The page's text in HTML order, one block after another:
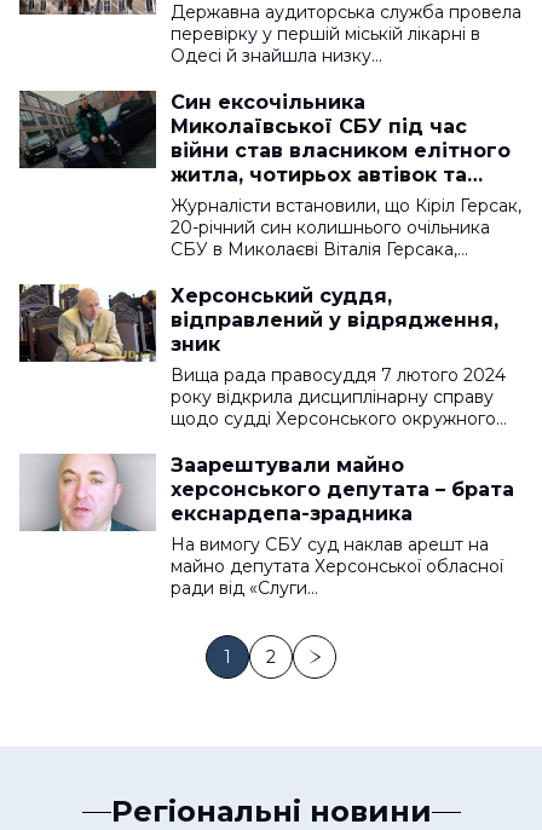
Державна аудиторська служба провела
перевірку у першій міській лікарні в
Одесі й знайшла низку…
Син ексочільника
Миколаївської СБУ під час
війни став власником елітного
житла, чотирьох автівок та
численних активів, —
розслідування
Журналісти встановили, що Кіріл Герсак,
20-річний син колишнього очільника
СБУ в Миколаєві Віталія Герсака,…
Херсонський суддя,
відправлений у відрядження,
зник
Вища рада правосуддя 7 лютого 2024
року відкрила дисциплінарну справу
щодо судді Херсонського окружного…
Заарештували майно
херсонського депутата – брата
екснардепа-зрадника
На вимогу СБУ суд наклав арешт на
майно депутата Херсонської обласної
ради від «Слуги…
1 2
Регіональні новини